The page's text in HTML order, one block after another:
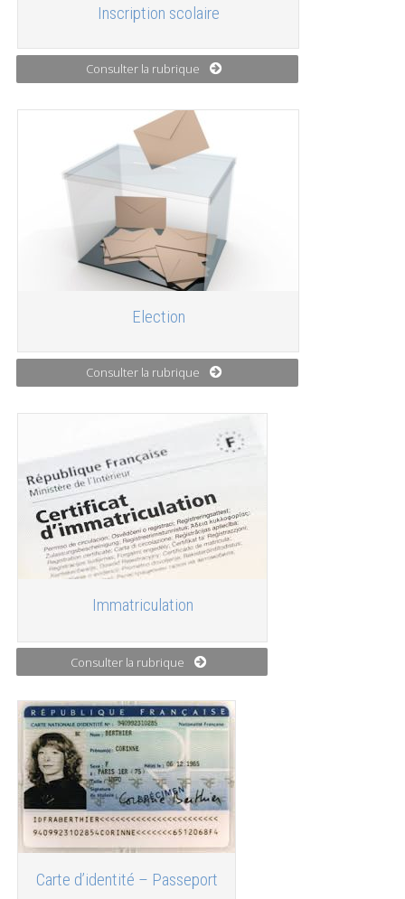
Inscription scolaire
Consulter la rubrique
Election
Consulter la rubrique
Immatriculation
Consulter la rubrique
Carte d’identité – Passeport